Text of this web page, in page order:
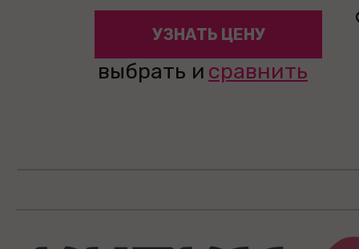
УЗНАТЬ ЦЕНУ
выбрать и сравнить